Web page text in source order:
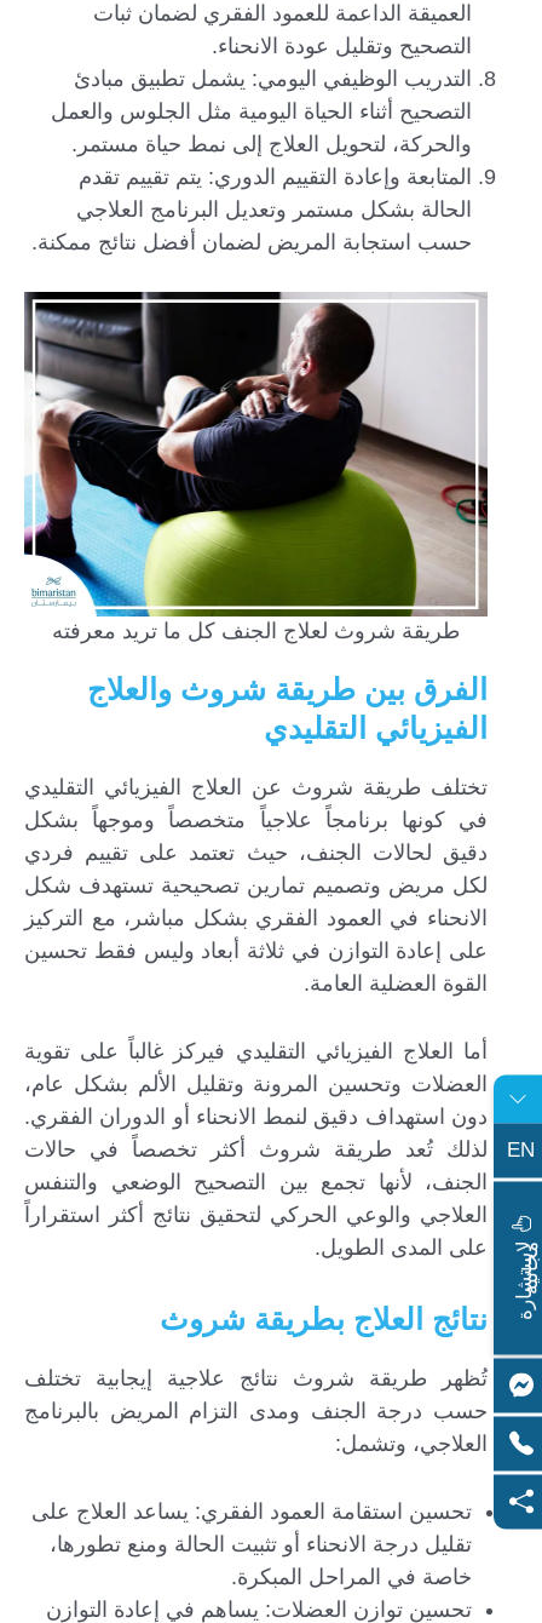
العميقة الداعمة للعمود الفقري لضمان ثبات
التصحيح وتقليل عودة الانحناء.
التدريب الوظيفي اليومي: يشمل تطبيق مبادئ
التصحيح أثناء الحياة اليومية مثل الجلوس والعمل
والحركة، لتحويل العلاج إلى نمط حياة مستمر.
المتابعة وإعادة التقييم الدوري: يتم تقييم تقدم
الحالة بشكل مستمر وتعديل البرنامج العلاجي
حسب استجابة المريض لضمان أفضل نتائج ممكنة.
طريقة شروث لعلاج الجنف كل ما تريد معرفته
الفرق بين طريقة شروث والعلاج
الفيزيائي التقليدي
تختلف طريقة شروث عن العلاج الفيزيائي التقليدي
في كونها برنامجاً علاجياً متخصصاً وموجهاً بشكل
دقيق لحالات الجنف، حيث تعتمد على تقييم فردي
لكل مريض وتصميم تمارين تصحيحية تستهدف شكل
الانحناء في العمود الفقري بشكل مباشر، مع التركيز
على إعادة التوازن في ثلاثة أبعاد وليس فقط تحسين
القوة العضلية العامة.
أما العلاج الفيزيائي التقليدي فيركز غالباً على تقوية
العضلات وتحسين المرونة وتقليل الألم بشكل عام،
دون استهداف دقيق لنمط الانحناء أو الدوران الفقري.
لذلك تُعد طريقة شروث أكثر تخصصاً في حالات
الجنف، لأنها تجمع بين التصحيح الوضعي والتنفس
العلاجي والوعي الحركي لتحقيق نتائج أكثر استقراراً
على المدى الطويل.
نتائج العلاج بطريقة شروث
تُظهر طريقة شروث نتائج علاجية إيجابية تختلف
حسب درجة الجنف ومدى التزام المريض بالبرنامج
العلاجي، وتشمل:
تحسين استقامة العمود الفقري: يساعد العلاج على
تقليل درجة الانحناء أو تثبيت الحالة ومنع تطورها،
خاصة في المراحل المبكرة.
تحسين توازن العضلات: يساهم في إعادة التوازن
EN
ل
ا
س
ت
ش
ا
ر
ة
م
ج
ا
ن
ي
ة